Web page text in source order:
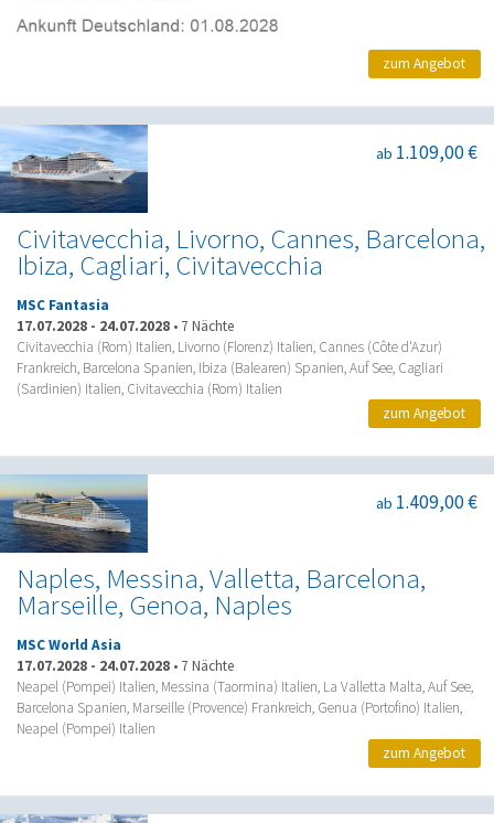
zum Angebot
Civitavecchia, Livorno, Cannes, Barcelona,
Ibiza, Cagliari, Civitavecchia
ab 1.109,00 €
MSC Fantasia
17.07.2028 - 24.07.2028 • 7 Nächte
Civitavecchia (Rom) Italien, Livorno (Florenz) Italien, Cannes (Côte d'Azur)
Frankreich, Barcelona Spanien, Ibiza (Balearen) Spanien, Auf See, Cagliari
(Sardinien) Italien, Civitavecchia (Rom) Italien
zum Angebot
Naples, Messina, Valletta, Barcelona,
Marseille, Genoa, Naples
ab 1.409,00 €
MSC World Asia
17.07.2028 - 24.07.2028 • 7 Nächte
Neapel (Pompei) Italien, Messina (Taormina) Italien, La Valletta Malta, Auf See,
Barcelona Spanien, Marseille (Provence) Frankreich, Genua (Portofino) Italien,
Neapel (Pompei) Italien
zum Angebot